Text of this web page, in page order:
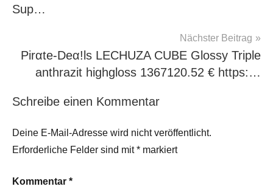
Sup…
Nächster Beitrag
Pirαtе-Dеα!ls LECHUZA CUBE Glossy Triple
anthrazit highgloss 1367120.52 € https:…
Schreibe einen Kommentar
Deine E-Mail-Adresse wird nicht veröffentlicht.
Erforderliche Felder sind mit* markiert
Kommentar *